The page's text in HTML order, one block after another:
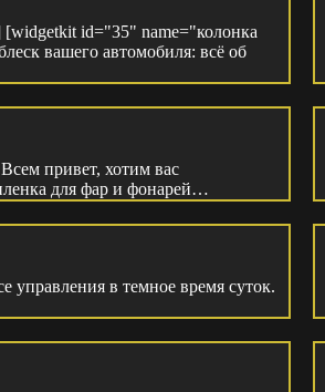
id="35" name="колонка
вашего автомобиля: всё об
привет, хотим вас
для фар и фонарей…
в темное время суток.